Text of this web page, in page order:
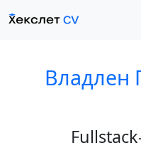
Владлен